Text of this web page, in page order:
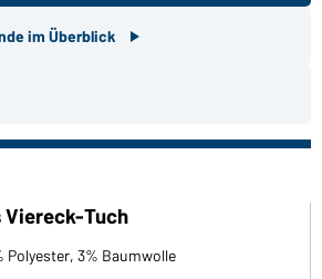
im Überblick
Tuch
Polyester, 3% Baumwolle